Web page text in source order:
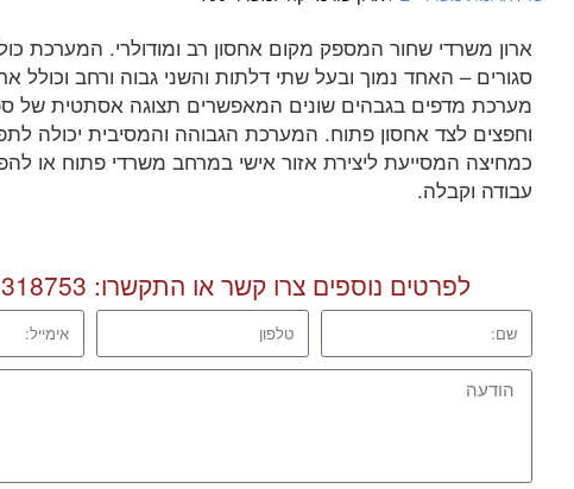
ארון משרדי שחור המספק מקום אחסון רב ומודולרי. המערכת
סגורים – האחד נמוך ובעל שתי דלתות והשני גבוה ורחב וכולל
מערכת מדפים בגבהים שונים המאפשרים תצוגה אסתטית של
וחפצים לצד אחסון פתוח. המערכת הגבוהה והמסיבית יכולה
כמחיצה המסייעת ליצירת אזור אישי במרחב משרדי פתוח או
עבודה וקבלה.
לפרטים נוספים צרו קשר או התקשרו: